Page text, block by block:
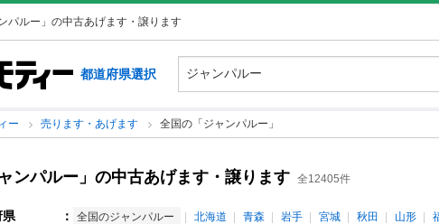
ンパルー」の中古あげます・譲ります
都道府県選択
ー 売ります・あげます 全国の「ジャンパルー」
ャンパルー」の中古あげます・譲ります 全12405件
県 ： 全国のジャンパルー 北海道 青森 岩手 宮城 秋田 山形